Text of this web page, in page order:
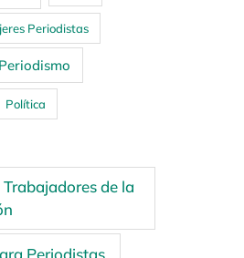
Periodistas
Periodismo
Política
de la
Periodistas